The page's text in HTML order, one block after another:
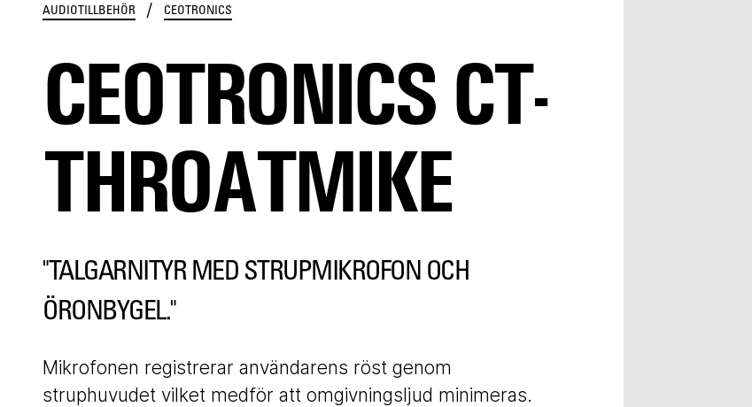
AUDIOTILLBEHÖR / CEOTRONICS
CEOTRONICS CT-
THROATMIKE
"TALGARNITYR MED STRUPMIKROFON OCH
ÖRONBYGEL."
Mikrofonen registrerar användarens röst genom
struphuvudet vilket medför att omgivningsljud minimeras.